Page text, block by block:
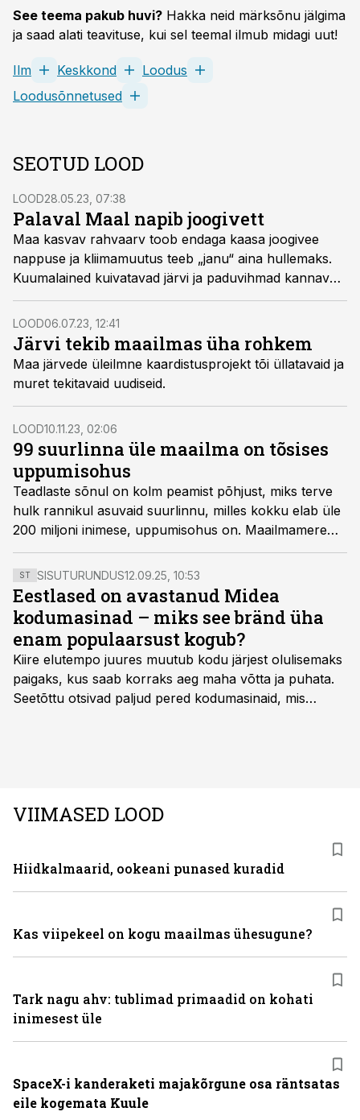
See teema pakub huvi? Hakka neid märksõnu jälgima
ja saad alati teavituse, kui sel teemal ilmub midagi uut!
Ilm Keskkond
Loodus
Loodusõnnetused
SEOTUD LOOD
LOOD28.05.23, 07:38
Palaval Maal napib joogivett
Maa kasvav rahvaarv toob endaga kaasa joogivee
nappuse ja kliimamuutus teeb „janu“ aina hullemaks.
Kuumalained kuivatavad järvi ja paduvihmad kannavad
joogivette prahti. Ometi on juba praegu insenertehnilisi
lahendusi, mis võivad olukorda leevendada.
LOOD06.07.23, 12:41
Järvi tekib maailmas üha rohkem
Maa järvede üleilmne kaardistusprojekt tõi üllatavaid ja
muret tekitavaid uudiseid.
LOOD10.11.23, 02:06
99 suurlinna üle maailma on tõsises
uppumisohus
Teadlaste sõnul on kolm peamist põhjust, miks terve
hulk rannikul asuvaid suurlinnu, milles kokku elab üle
200 miljoni inimese, uppumisohus on. Maailmamere
veetaseme tõus pole sugugi ainus põhjus, vaid osa
komplekssest probleemist.
ST SISUTURUNDUS12.09.25, 10:53
Eestlased on avastanud Midea
kodumasinad – miks see bränd üha
enam populaarsust kogub?
Kiire elutempo juures muutub kodu järjest olulisemaks
paigaks, kus saab korraks aeg maha võtta ja puhata.
Seetõttu otsivad paljud pered kodumasinaid, mis
VIIMASED LOOD
Hiidkalmaarid, ookeani punased kuradid
Kas viipekeel on kogu maailmas ühesugune?
Tark nagu ahv: tublimad primaadid on kohati
inimesest üle
SpaceX-i kanderaketi majakõrgune osa räntsatas
eile kogemata Kuule